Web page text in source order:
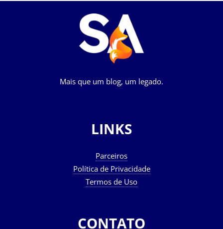
Mais que um blog, um legado.
LINKS
Parceiros
Política de Privacidade
Termos de Uso